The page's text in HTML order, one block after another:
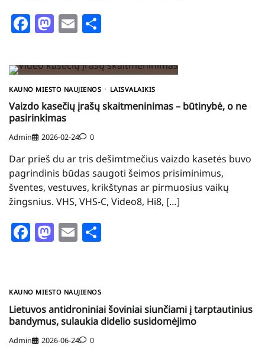
Facebook
Mastodon
Email
KAUNO MIESTO NAUJIENOS LAISVALAIKIS
Vaizdo kasečių įrašų skaitmeninimas – būtinybė, o ne
pasirinkimas
Admin 2026-02-24 0
Dar prieš du ar tris dešimtmečius vaizdo kasetės buvo
pagrindinis būdas saugoti šeimos prisiminimus,
šventes, vestuves, krikštynas ar pirmuosius vaikų
žingsnius. VHS, VHS-C, Video8, Hi8, […]
Facebook
Mastodon
Email
KAUNO MIESTO NAUJIENOS
Lietuvos antidroniniai šoviniai siunčiami į tarptautinius
bandymus, sulaukia didelio susidomėjimo
Admin 2026-06-24 0